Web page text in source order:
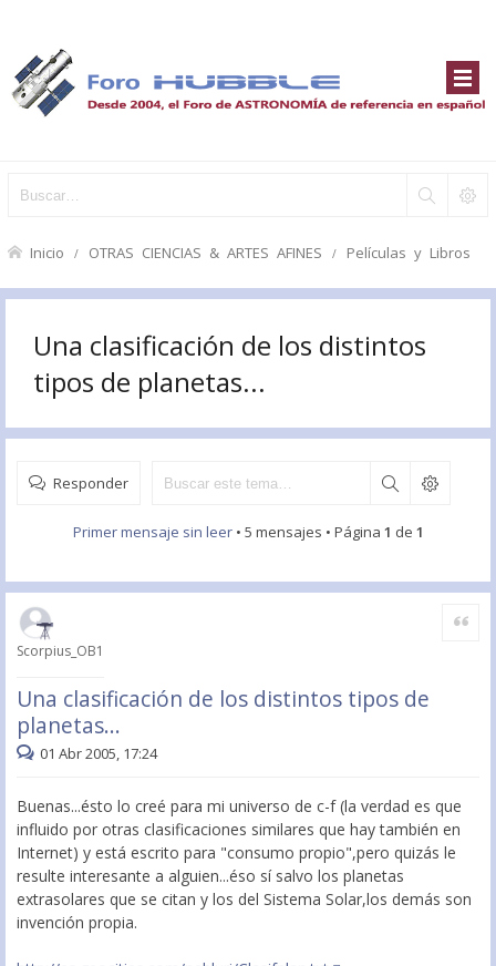
Inicio OTRAS CIENCIAS & ARTES AFINES Películas y Libros
Una clasificación de los distintos
tipos de planetas...
Responder
Primer mensaje sin leer• 5 mensajes • Página 1 de 1
Scorpius_OB1
Una clasificación de los distintos tipos de
planetas...
Citar
01 Abr 2005, 17:24
Buenas...ésto lo creé para mi universo de c-f (la verdad es que
influido por otras clasificaciones similares que hay también en
Internet) y está escrito para "consumo propio",pero quizás le
resulte interesante a alguien...éso sí salvo los planetas
extrasolares que se citan y los del Sistema Solar,los demás son
invención propia.